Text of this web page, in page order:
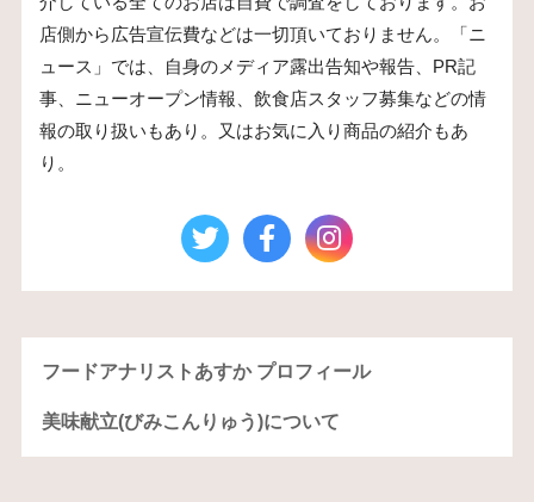
店側から広告宣伝費などは一切頂いておりません。「ニ
ュース」では、自身のメディア露出告知や報告、PR記
事、ニューオープン情報、飲食店スタッフ募集などの情
報の取り扱いもあり。又はお気に入り商品の紹介もあ
り。
フードアナリストあすか プロフィール
美味献立(びみこんりゅう)について